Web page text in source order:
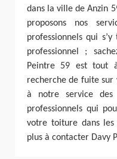
dans la ville de Anzin
proposons nos
professionnels qui
professionnel ;
Peintre 59 est tout
recherche de fuite sur
à notre service des
professionnels qui
votre toiture dans les
plus à contacter Davy